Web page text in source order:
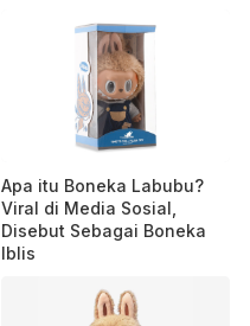
Apa itu Boneka Labubu?
Viral di Media Sosial,
Disebut Sebagai Boneka
Iblis